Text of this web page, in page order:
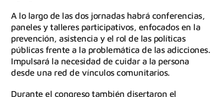
A lo largo de las dos jornadas habrá conferencias,
paneles y talleres participativos, enfocados en la
prevención, asistencia y el rol de las políticas
públicas frente a la problemática de las adicciones.
Impulsará la necesidad de cuidar a la persona
desde una red de vínculos comunitarios.
Durante el congreso también disertaron el